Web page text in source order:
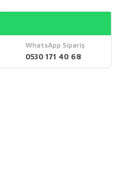
WhatsApp Sipariş
0530 171 40 68